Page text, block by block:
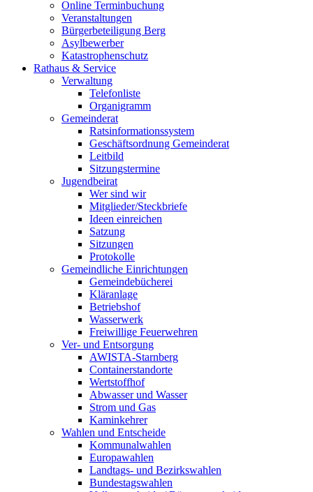
Online Terminbuchung
Veranstaltungen
Bürgerbeteiligung Berg
Asylbewerber
Katastrophenschutz
Rathaus & Service
Verwaltung
Telefonliste
Organigramm
Gemeinderat
Ratsinformationssystem
Geschäftsordnung Gemeinderat
Leitbild
Sitzungstermine
Jugendbeirat
Wer sind wir
Mitglieder/Steckbriefe
Ideen einreichen
Satzung
Sitzungen
Protokolle
Gemeindliche Einrichtungen
Gemeindebücherei
Kläranlage
Betriebshof
Wasserwerk
Freiwillige Feuerwehren
Ver- und Entsorgung
AWISTA-Starnberg
Containerstandorte
Wertstoffhof
Abwasser und Wasser
Strom und Gas
Kaminkehrer
Wahlen und Entscheide
Kommunalwahlen
Europawahlen
Landtags- und Bezirkswahlen
Bundestagswahlen